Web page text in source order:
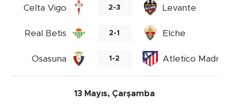
Celta Vigo 2-3 Levante
Real Betis 2-1 Elche
Osasuna 1-2 Atletico Madrid
13 Mayıs, Çarşamba